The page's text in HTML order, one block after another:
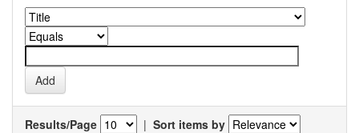
Results/Page | Sort items by